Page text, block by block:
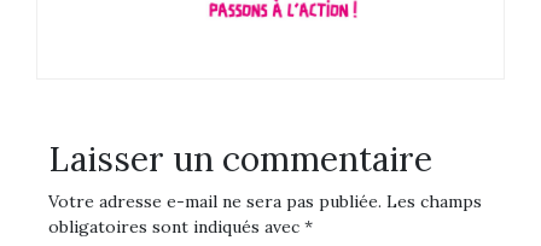
Laisser un commentaire
Votre adresse e-mail ne sera pas publiée. Les champs
obligatoires sont indiqués avec *